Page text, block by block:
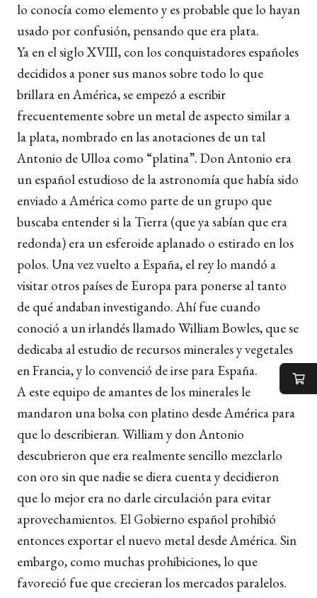
lo conocía como elemento y es probable que lo hayan
usado por confusión, pensando que era plata.
Ya en el siglo XVIII, con los conquistadores españoles
decididos a poner sus manos sobre todo lo que
brillara en América, se empezó a escribir
frecuentemente sobre un metal de aspecto similar a
la plata, nombrado en las anotaciones de un tal
Antonio de Ulloa como “platina”. Don Antonio era
un español estudioso de la astronomía que había sido
enviado a América como parte de un grupo que
buscaba entender si la Tierra (que ya sabían que era
redonda) era un esferoide aplanado o estirado en los
polos. Una vez vuelto a España, el rey lo mandó a
visitar otros países de Europa para ponerse al tanto
de qué andaban investigando. Ahí fue cuando
conoció a un irlandés llamado William Bowles, que se
dedicaba al estudio de recursos minerales y vegetales
en Francia, y lo convenció de irse para España.
A este equipo de amantes de los minerales le
mandaron una bolsa con platino desde América para
que lo describieran. William y don Antonio
descubrieron que era realmente sencillo mezclarlo
con oro sin que nadie se diera cuenta y decidieron
que lo mejor era no darle circulación para evitar
aprovechamientos. El Gobierno español prohibió
entonces exportar el nuevo metal desde América. Sin
embargo, como muchas prohibiciones, lo que
favoreció fue que crecieran los mercados paralelos.